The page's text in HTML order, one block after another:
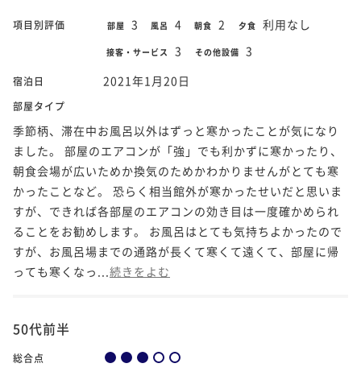
項目別評価 部屋 3 風呂 4 朝食 2 夕食 利用なし
接客・サービス 3 その他設備 3
宿泊日 2021年1月20日
部屋タイプ
季節柄、滞在中お風呂以外はずっと寒かったことが気になり
ました。 部屋のエアコンが「強」でも利かずに寒かったり、
朝食会場が広いためか換気のためかわかりませんがとても寒
かったことなど。 恐らく相当館外が寒かったせいだと思いま
すが、できれば各部屋のエアコンの効き目は一度確かめられ
ることをお勧めします。 お風呂はとても気持ちよかったので
すが、お風呂場までの通路が長くて寒くて遠くて、部屋に帰
っても寒くなっ... 続きをよむ
50代前半
総合点